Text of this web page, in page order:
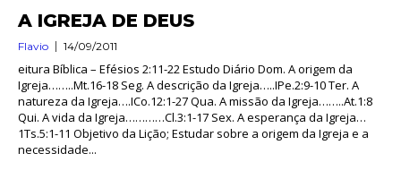
A IGREJA DE DEUS
Flavio 14/09/2011
eitura Bíblica – Efésios 2:11-22 Estudo Diário Dom. A origem da
Igreja……..Mt.16-18 Seg. A descrição da Igreja…..IPe.2:9-10 Ter. A
natureza da Igreja….ICo.12:1-27 Qua. A missão da Igreja……..At.1:8
Qui. A vida da Igreja…………Cl.3:1-17 Sex. A esperança da Igreja…
1Ts.5:1-11 Objetivo da Lição; Estudar sobre a origem da Igreja e a
necessidade...